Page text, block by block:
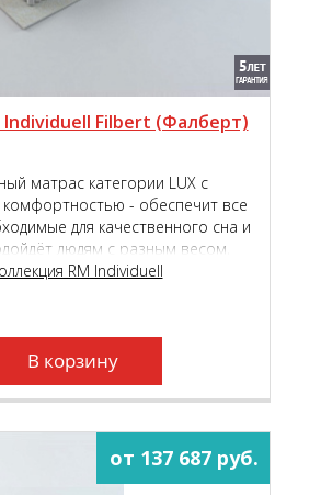
Individuell Filbert (Фалберт)
матрас категории LUX с
- обеспечит все
для качественного сна и
людям с разным весом,
пола и телосложения.
RM Individuell
В корзину
от 137 687 руб.